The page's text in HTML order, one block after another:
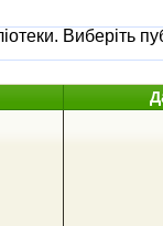
Виберіть